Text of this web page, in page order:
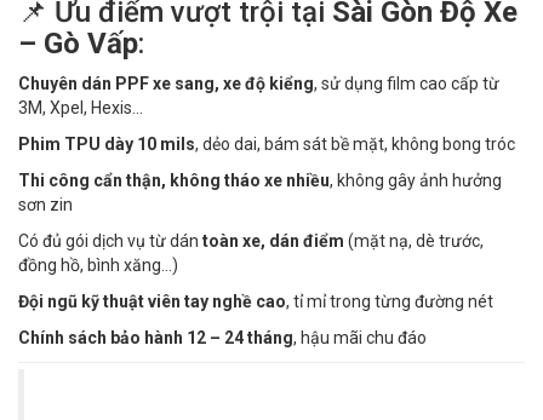
📌 Ưu điểm vượt trội tại Sài Gòn Độ Xe
– Gò Vấp:
Chuyên dán PPF xe sang, xe độ kiểng, sử dụng film cao cấp từ
3M, Xpel, Hexis...
Phim TPU dày 10 mils, dẻo dai, bám sát bề mặt, không bong tróc
Thi công cẩn thận, không tháo xe nhiều, không gây ảnh hưởng
sơn zin
Có đủ gói dịch vụ từ dán toàn xe, dán điểm (mặt nạ, dè trước,
đồng hồ, bình xăng…)
Đội ngũ kỹ thuật viên tay nghề cao, tỉ mỉ trong từng đường nét
Chính sách bảo hành 12 – 24 tháng, hậu mãi chu đáo